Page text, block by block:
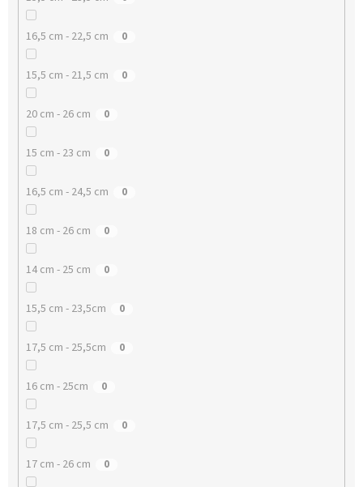
16,5 cm - 22,5 cm 0
15,5 cm - 21,5 cm 0
20 cm - 26 cm 0
15 cm - 23 cm 0
16,5 cm - 24,5 cm 0
18 cm - 26 cm 0
14 cm - 25 cm 0
15,5 cm - 23,5cm 0
17,5 cm - 25,5cm 0
16 cm - 25cm 0
17,5 cm - 25,5 cm 0
17 cm - 26 cm 0